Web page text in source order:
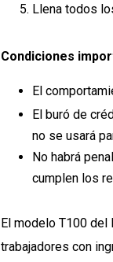
Llena todos
Condiciones
El
El buró de
no se usará
No habrá
cumplen los
El modelo T100
trabajadores con